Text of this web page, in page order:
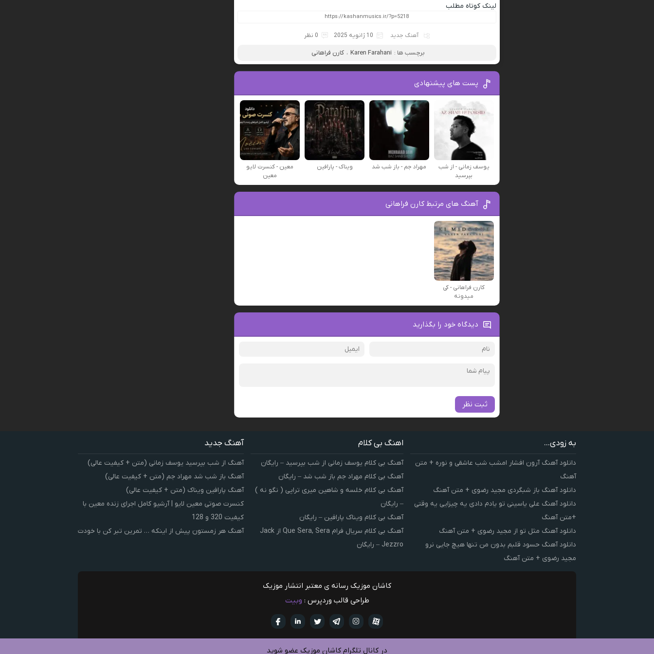
لینک کوتاه مطلب
آهنگ جدید 10 ژانویه 2025 0 نظر
برچسب ها : Karen Farahani ، کارن فراهانی
پست های پیشنهادی
یوسف زمانی - از شب
بپرسید
مهراد جم - باز شب شد ویناک - پارافین
معین - کنسرت لایو
معین
آهنگ های مرتبط کارن فراهانی
کارن فراهانی - کی
میدونه
دیدگاه خود را بگذارید
ثبت نظر
به زودی...
دانلود آهنگ آرون افشار امشب شب عاشقی و نوره + متن
آهنگ
دانلود آهنگ باز شبگردی مجید رضوی + متن آهنگ
دانلود آهنگ علی یاسینی تو یادم دادی یه چیزایی یه وقتی
+متن آهنگ
دانلود آهنگ مثل تو از مجید رضوی + متن آهنگ
دانلود آهنگ حسود قلبم بدون من تنها هیچ جایی نرو
مجید رضوی + متن آهنگ
اهنگ بی کلام
آهنگ بی کلام یوسف زمانی از شب بپرسید – رایگان
آهنگ بی کلام مهراد جم باز شب شد – رایگان
آهنگ بی کلام خلسه و شاهین میری تراپی ( نگو نه )
– رایگان
آهنگ بی کلام ویناک پارافین – رایگان
آهنگ بی کلام سریال فرام Que Sera, Sera از Jack
Jezzro – رایگان
آهنگ جدید
آهنگ از شب بپرسید یوسف زمانی (متن + کیفیت عالی)
آهنگ باز شب شد مهراد جم (متن + کیفیت عالی)
آهنگ پارافین ویناک (متن + کیفیت عالی)
کنسرت صوتی معین لایو | آرشیو کامل اجرای زنده معین با
کیفیت 320 و 128
آهنگ هر زمستون پیش از اینکه … تمرین تبر کن با خودت
کاشان موزیک رسانه ی معتبر انتشار موزیک
طراحی قالب وردپرس : وبیت
تويتر تلگرام
اینستاگرام آپارات
در کانال تلگرام کاشان موزیک عضو شوید